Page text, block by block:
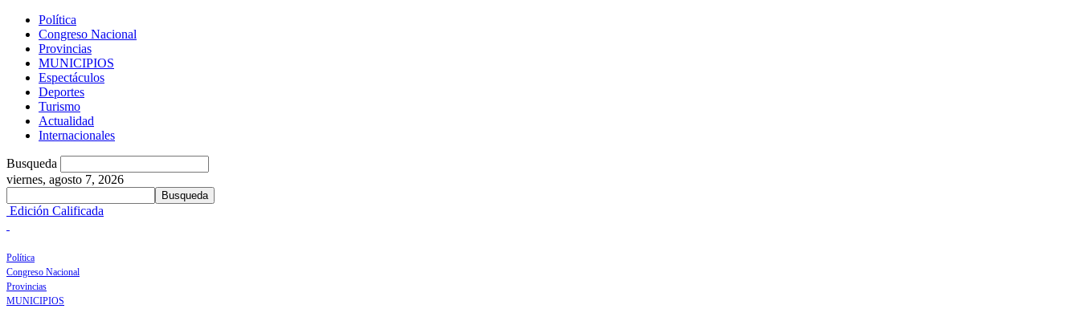
Política
Congreso Nacional
Provincias
MUNICIPIOS
Espectáculos
Deportes
Turismo
Actualidad
Internacionales
Busqueda
viernes, agosto 7, 2026
Edición Calificada
Política
Congreso Nacional
Provincias
MUNICIPIOS